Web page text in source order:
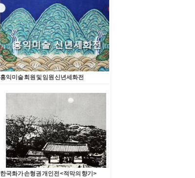
홍익미술 회원 및 임원 신년세화전
한국화가 손형권 개인전 <적막의 향기>